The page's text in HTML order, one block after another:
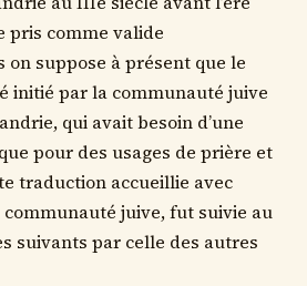
pris comme valide
suppose à présent que le
initié par la communauté juive
qui avait besoin d’une
pour des usages de prière et
traduction accueillie avec
juive, fut suivie au
suivants par celle des autres